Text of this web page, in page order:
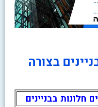
בצורה
חלונות בבניינים